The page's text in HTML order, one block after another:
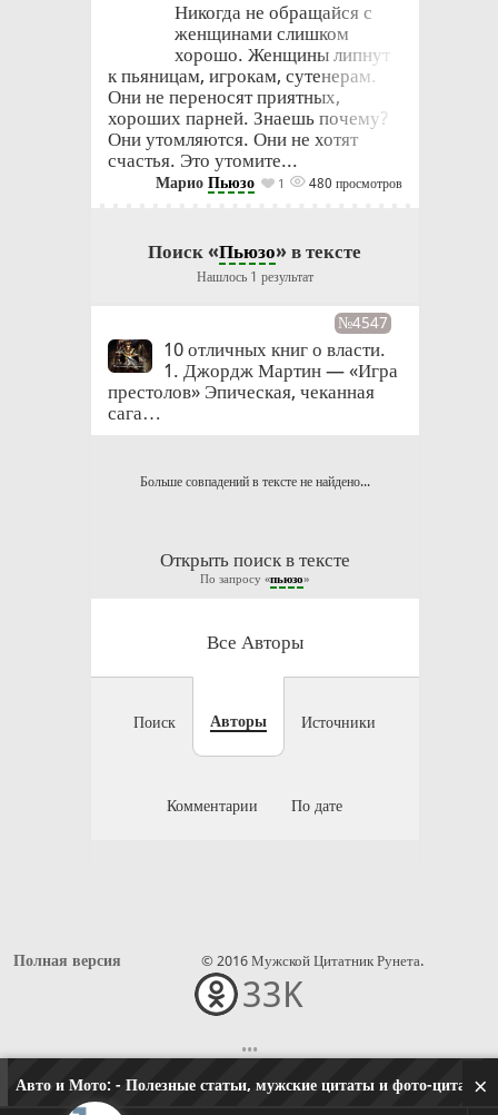
×
Авто и Мото: - Полезные статьи, мужские цитаты и фото-цитаты,
Никогда не обращайся с
женщинами слишком
хорошо. Женщины липнут
к пьяницам, игрокам, сутенерам.
Они не переносят приятных,
хороших парней. Знаешь почему?
Они утомляются. Они не хотят
счастья. Это утомите...
Марио Пьюзо 1 480 просмотров
Поиск «Пьюзо» в тексте
Нашлось 1 результат
10 отличных книг о власти.
1. Джордж Мартин — «Игра
престолов» Эпическая, чеканная
сага…
№4547
Больше совпадений в тексте не найдено...
Открыть поиск в тексте
По запросу «пьюзо»
Все Авторы
Поиск Авторы Источники
Комментарии По дате
Полная версия © 2016 Мужской Цитатник Рунета.
33K
•••